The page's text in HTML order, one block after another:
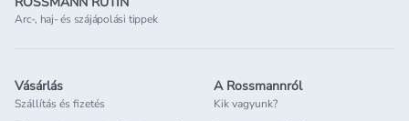
Arc-, haj- és szájápolási tippek
Vásárlás
Szállítás és fizetés
A Rossmannról
Kik vagyunk?